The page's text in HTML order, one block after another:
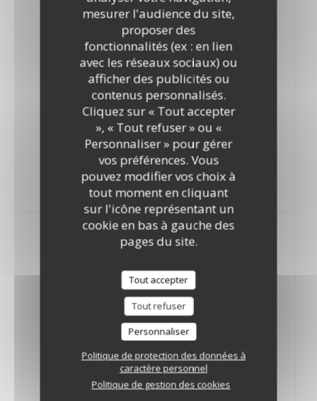
mesurer l'audience du site,
proposer des
fonctionnalités (ex : en lien
avec les réseaux sociaux) ou
afficher des publicités ou
contenus personnalisés.
Cliquez sur « Tout accepter
», « Tout refuser » ou «
Personnaliser » pour gérer
vos préférences. Vous
pouvez modifier vos choix à
tout moment en cliquant
sur l'icône représentant un
cookie en bas à gauche des
pages du site.
Tout accepter
Tout refuser
Personnaliser
Politique de protection des données à
caractère personnel
Politique de gestion des cookies
7,50 EUR
Pression .
Sans alcool
La Source
4,50 EUR
Btll 33 cl
Le Fraisier
4,50 EUR
Btll 33 cl
Les Softs
Coca Cola
3,70 EUR
Coca Cola sans sucre
3,70 EUR
Fanta
3,70 EUR